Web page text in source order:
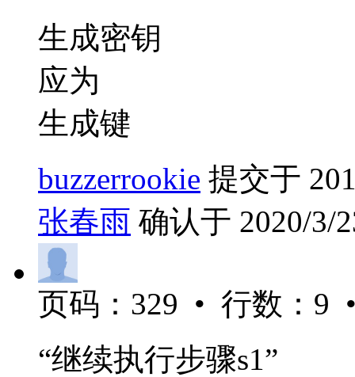
生成密钥
应为
生成键
buzzerrookie 提交于
张春雨 确认于 2020/3/
页码：329 • 行数：9
“继续执行步骤s1”